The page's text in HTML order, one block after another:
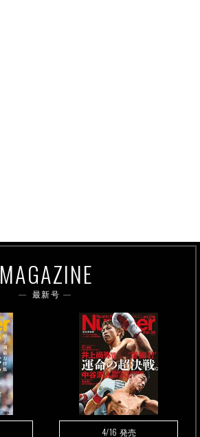
MAGAZINE
最新号
4/16 発売